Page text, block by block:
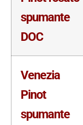
spumante
DOC
Venezia
Pinot
spumante